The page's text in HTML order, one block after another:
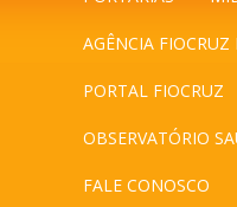
AGÊNCIA FIOCRUZ
PORTAL FIOCRUZ
OBSERVATÓRIO
FALE CONOSCO